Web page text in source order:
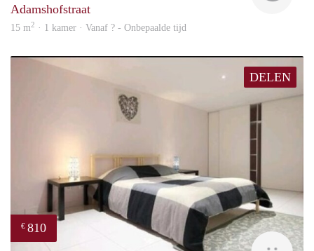
Adamshofstraat
15 m2 · 1 kamer · Vanaf ? - Onbepaalde tijd
DELEN
€ 810